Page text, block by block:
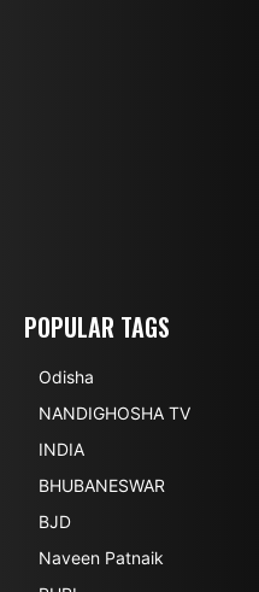
POPULAR TAGS
Odisha
NANDIGHOSHA TV
INDIA
BHUBANESWAR
BJD
Naveen Patnaik